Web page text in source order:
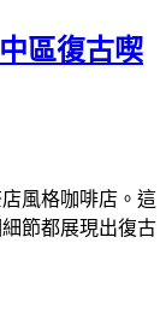
區復古喫
風格咖啡店。這
節都展現出復古